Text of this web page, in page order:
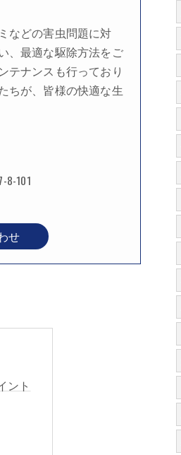
などの害虫問題に対
、最適な駆除方法をご
テナンスも行っており
ちが、皆様の快適な生
101
せ
ント